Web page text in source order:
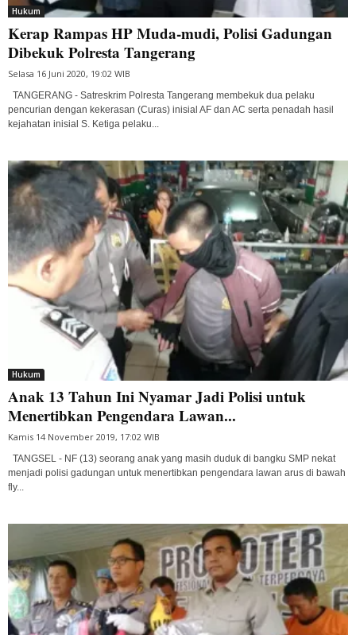
Hukum
Kerap Rampas HP Muda-mudi, Polisi Gadungan
Dibekuk Polresta Tangerang
Selasa 16 Juni 2020, 19:02 WIB
TANGERANG - Satreskrim Polresta Tangerang membekuk dua pelaku
pencurian dengan kekerasan (Curas) inisial AF dan AC serta penadah hasil
kejahatan inisial S. Ketiga pelaku...
Hukum
Anak 13 Tahun Ini Nyamar Jadi Polisi untuk
Menertibkan Pengendara Lawan...
Kamis 14 November 2019, 17:02 WIB
TANGSEL - NF (13) seorang anak yang masih duduk di bangku SMP nekat
menjadi polisi gadungan untuk menertibkan pengendara lawan arus di bawah
fly...